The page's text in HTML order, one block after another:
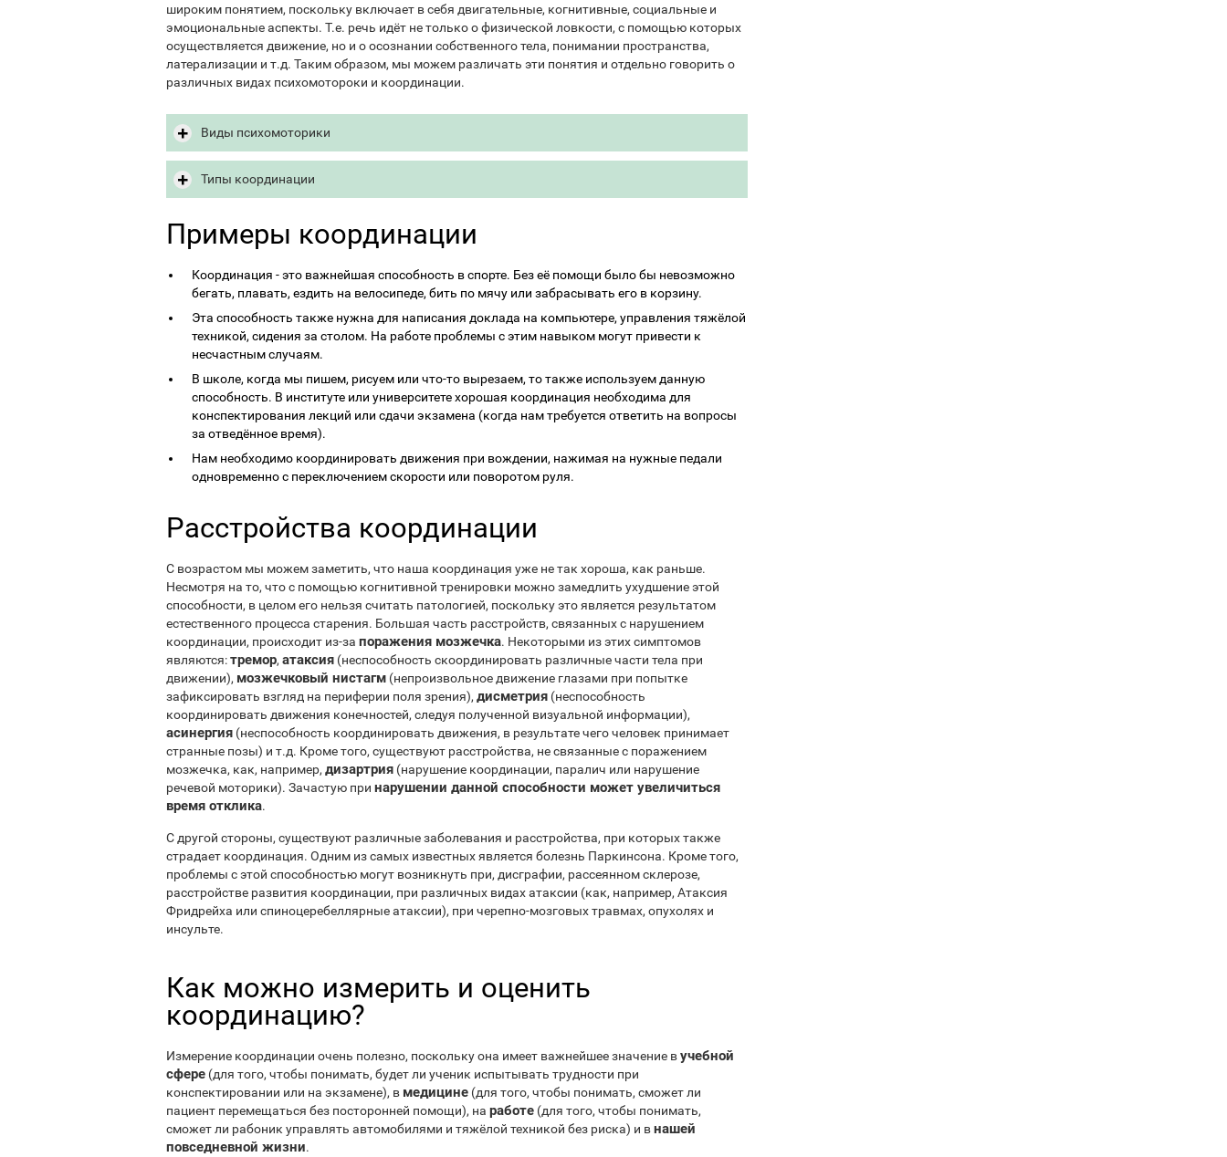
широким понятием, поскольку включает в себя двигательные, когнитивные, социальные и
эмоциональные аспекты. Т.е. речь идёт не только о физической ловкости, с помощью которых
осуществляется движение, но и о осознании собственного тела, понимании пространства,
латерализации и т.д. Таким образом, мы можем различать эти понятия и отдельно говорить о
различных видах психомотороки и координации.
Виды психомоторики
Типы координации
Примеры координации
Координация - это важнейшая способность в спорте. Без её помощи было бы невозможно
бегать, плавать, ездить на велосипеде, бить по мячу или забрасывать его в корзину.
Эта способность также нужна для написания доклада на компьютере, управления тяжёлой
техникой, сидения за столом. На работе проблемы с этим навыком могут привести к
несчастным случаям.
В школе, когда мы пишем, рисуем или что-то вырезаем, то также используем данную
способность. В институте или университете хорошая координация необходима для
конспектирования лекций или сдачи экзамена (когда нам требуется ответить на вопросы
за отведённое время).
Нам необходимо координировать движения при вождении, нажимая на нужные педали
одновременно с переключением скорости или поворотом руля.
Расстройства координации
С возрастом мы можем заметить, что наша координация уже не так хороша, как раньше.
Несмотря на то, что с помощью когнитивной тренировки можно замедлить ухудшение этой
способности, в целом его нельзя считать патологией, поскольку это является результатом
естественного процесса старения. Большая часть расстройств, связанных с нарушением
координации, происходит из-за поражения мозжечка. Некоторыми из этих симптомов
являются:тремор, атаксия (неспособность скоординировать различные части тела при
движении), мозжечковый нистагм (непроизвольное движение глазами при попытке
зафиксировать взгляд на периферии поля зрения), дисметрия (неспособность
координировать движения конечностей, следуя полученной визуальной информации),
асинергия (неспособность координировать движения, в результате чего человек принимает
странные позы) и т.д. Кроме того, существуют расстройства, не связанные с поражением
мозжечка, как, например, дизартрия (нарушение координации, паралич или нарушение
речевой моторики). Зачастую при нарушении данной способности может увеличиться
время отклика.
С другой стороны, существуют различные заболевания и расстройства, при которых также
страдает координация. Одним из самых известных является болезнь Паркинсона. Кроме того,
проблемы с этой способностью могут возникнуть при, дисграфии, рассеянном склерозе,
расстройстве развития координации, при различных видах атаксии (как, например, Атаксия
Фридрейха или спиноцеребеллярные атаксии), при черепно-мозговых травмах, опухолях и
инсульте.
Как можно измерить и оценить
координацию?
Измерение координации очень полезно, поскольку она имеет важнейшее значение вучебной
сфере (для того, чтобы понимать, будет ли ученик испытывать трудности при
конспектировании или на экзамене), в медицине (для того, чтобы понимать, сможет ли
пациент перемещаться без посторонней помощи), на работе (для того, чтобы понимать,
сможет ли рабоник управлять автомобилями и тяжёлой техникой без риска) и внашей
повседневной жизни.